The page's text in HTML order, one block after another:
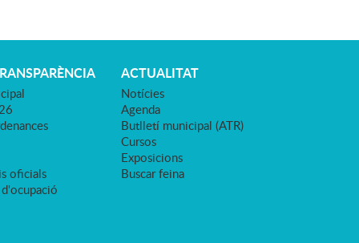
oficials
ACTUALITAT
Notícies
Agenda
Butlletí municipal (ATR)
Cursos
Exposicions
Buscar feina